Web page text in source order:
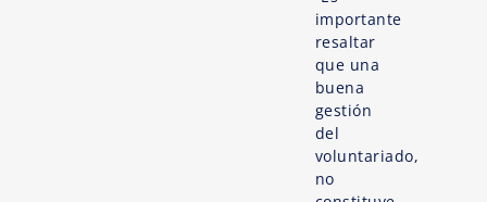
importante
resaltar
que una
buena
gestión
del
voluntariado,
no